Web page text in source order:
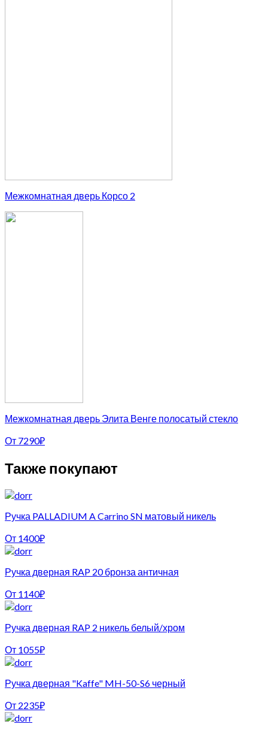
Межкомнатная дверь Корсо 2
Межкомнатная дверь Элита Венге полосатый стекло
От 7290₽
Также покупают
Ручка PALLADIUM A Carrino SN матовый никель
От 1400₽
Ручка дверная RAP 20 бронза античная
От 1140₽
Ручка дверная RAP 2 никель белый/хром
От 1055₽
Ручка дверная "Kaffe" MH-50-S6 черный
От 2235₽